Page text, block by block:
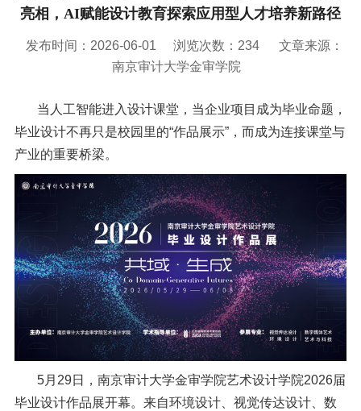
党建工作
校园服务
意见快递站
融合门户 校园邮箱
亮相，AI赋能设计教育探索应用型人才培养新路径
发布时间：2026-06-01 浏览次数： 234
文章来源：
南京审计大学金审学院
当人工智能进入设计课堂，当企业项目成为毕业命题，
毕业设计不再只是校园里的“作品展示”，而成为连接课堂与
产业的重要桥梁。
5月29日，南京审计大学金审学院艺术设计学院2026届
毕业设计作品展开幕。来自环境设计、视觉传达设计、数